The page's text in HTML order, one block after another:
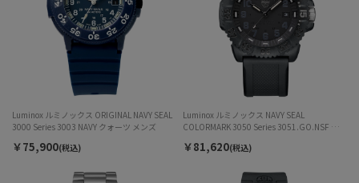
Luminox ルミノックス ORIGINAL NAVY SEAL
3000 Series 3003 NAVY クォーツ メンズ
￥75,900(税込)
Luminox ルミノックス NAVY SEAL
COLORMARK 3050 Series 3051.GO.NSF クォ
￥81,620(税込)